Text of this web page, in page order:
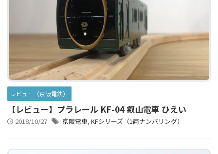
レビュー（京阪電鉄）
【レビュー】プラレール KF-04 叡山電車 ひえい
2018/10/27 京阪電車, KFシリーズ（1両ナンバリング）